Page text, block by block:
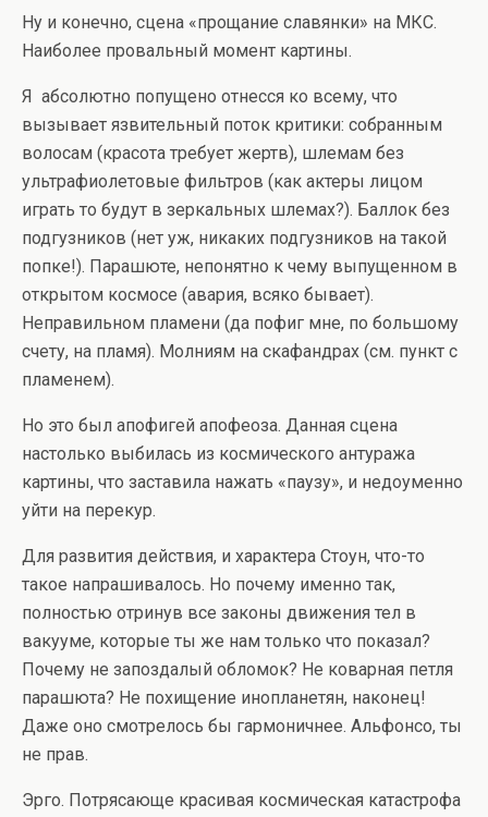
Ну и конечно, сцена «прощание славянки» на МКС.
Наиболее провальный момент картины.
Я абсолютно попущено отнесся ко всему, что
вызывает язвительный поток критики: собранным
волосам (красота требует жертв), шлемам без
ультрафиолетовые фильтров (как актеры лицом
играть то будут в зеркальных шлемах?). Баллок без
подгузников (нет уж, никаких подгузников на такой
попке!). Парашюте, непонятно к чему выпущенном в
открытом космосе (авария, всяко бывает).
Неправильном пламени (да пофиг мне, по большому
счету, на пламя). Молниям на скафандрах (см. пункт с
пламенем).
Но это был апофигей апофеоза. Данная сцена
настолько выбилась из космического антуража
картины, что заставила нажать «паузу», и недоуменно
уйти на перекур.
Для развития действия, и характера Стоун, что-то
такое напрашивалось. Но почему именно так,
полностью отринув все законы движения тел в
вакууме, которые ты же нам только что показал?
Почему не запоздалый обломок? Не коварная петля
парашюта? Не похищение инопланетян, наконец!
Даже оно смотрелось бы гармоничнее. Альфонсо, ты
не прав.
Эрго. Потрясающе красивая космическая катастрофа